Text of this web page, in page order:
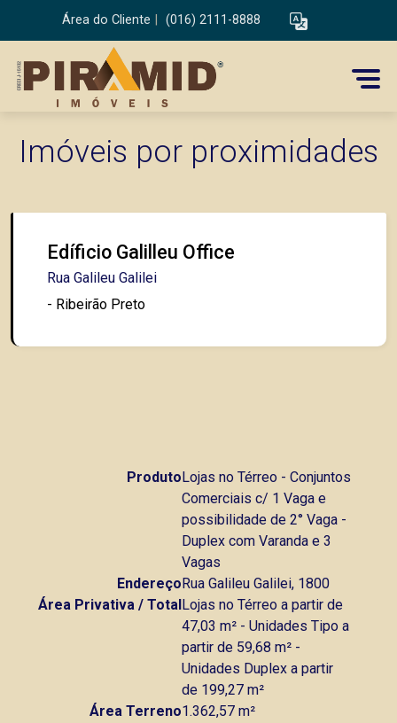
Área do Cliente (016) 2111-8888
Imóveis por proximidades
Edíficio Galilleu Office
Rua Galileu Galilei
- Ribeirão Preto
Produto Lojas no Térreo - Conjuntos
Comerciais c/ 1 Vaga e
possibilidade de 2° Vaga -
Duplex com Varanda e 3
Vagas
Endereço Rua Galileu Galilei, 1800
Área Privativa / Total Lojas no Térreo a partir de
47,03 m² - Unidades Tipo a
partir de 59,68 m² -
Unidades Duplex a partir
de 199,27 m²
Área Terreno1.362,57 m²